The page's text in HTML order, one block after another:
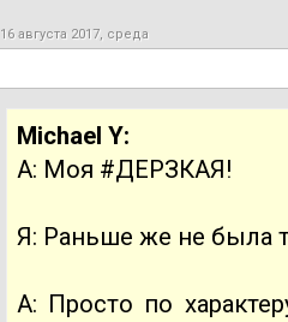
16 августа 2017, среда
Michael Y:
А: Моя #ДЕРЗКАЯ!
Я: Раньше же не была
А: Просто по